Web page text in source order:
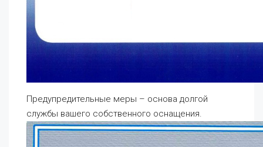
Предупредительные меры – основа долгой
службы вашего собственного оснащения.